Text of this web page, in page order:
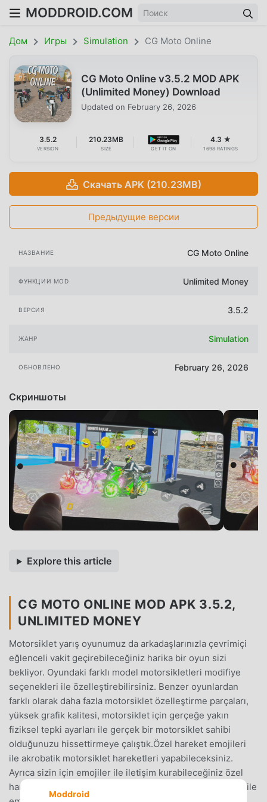
MODDROID.COM
Дом Игры Simulation CG Moto Online
CG Moto Online v3.5.2 MOD APK
(Unlimited Money) Download
Updated on February 26, 2026
3.5.2
VERSION
210.23MB
SIZE GET IT ON
4.3 ★
1698 RATINGS
Скачать APK (210.23MB)
Предыдущие версии
НАЗВАНИЕ CG Moto Online
ФУНКЦИИ MOD Unlimited Money
ВЕРСИЯ 3.5.2
ЖАНР Simulation
ОБНОВЛЕНО February 26, 2026
Скриншоты
Explore this article
CG MOTO ONLINE MOD APK 3.5.2,
UNLIMITED MONEY
Motorsiklet yarış oyunumuz da arkadaşlarınızla çevrimiçi
eğlenceli vakit geçirebileceğiniz harika bir oyun sizi
bekliyor. Oyundaki farklı model motorsikletleri modifiye
seçenekleri ile özelleştirebilirsiniz. Benzer oyunlardan
farklı olarak daha fazla motorsiklet özelleştirme parçaları,
yüksek grafik kalitesi, motorsiklet için gerçeğe yakın
fiziksel tepki ayarları ile gerçek bir motorsiklet sahibi
olduğunuzu hissettirmeye çalıştık.Özel hareket emojileri
ile akrobatik motorsiklet hareketleri yapabileceksiniz.
Ayrıca sizin için emojiler ile iletişim kurabileceğiniz özel
hareket emojileri de eklendi. Bu sayede diğer oyuncular ile
Moddroid